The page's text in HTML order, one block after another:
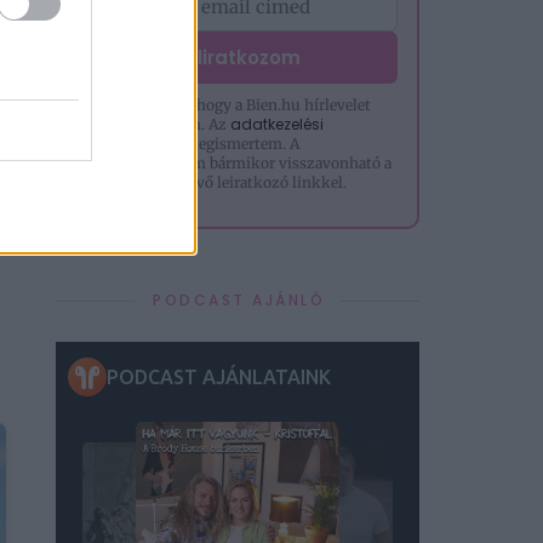
Feliratkozom
Hozzájárulok, hogy a Bien.hu hírlevelet
küldjön nekem. Az adatkezelési
megismertem. A
hozzájárulásom bármikor visszavonható a
levelek alján lévő leiratkozó linkkel.
PODCAST AJÁNLÓ